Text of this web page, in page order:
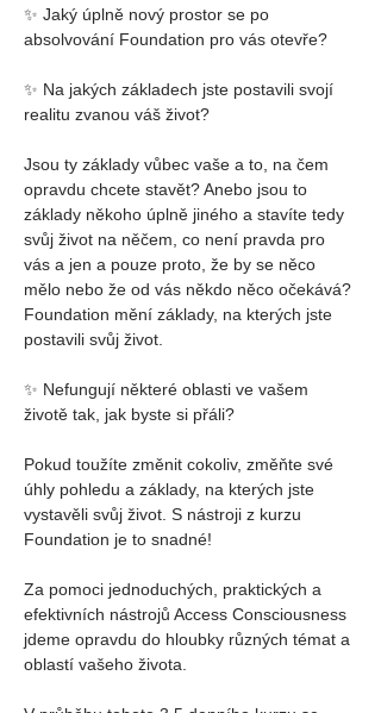
✨ Jaký úplně nový prostor se po
absolvování Foundation pro vás otevře?
✨ Na jakých základech jste postavili svojí
realitu zvanou váš život?
Jsou ty základy vůbec vaše a to, na čem
opravdu chcete stavět? Anebo jsou to
základy někoho úplně jiného a stavíte tedy
svůj život na něčem, co není pravda pro
vás a jen a pouze proto, že by se něco
mělo nebo že od vás někdo něco očekává?
Foundation mění základy, na kterých jste
postavili svůj život.
✨ Nefungují některé oblasti ve vašem
životě tak, jak byste si přáli?
Pokud toužíte změnit cokoliv, změňte své
úhly pohledu a základy, na kterých jste
vystavěli svůj život. S nástroji z kurzu
Foundation je to snadné!
Za pomoci jednoduchých, praktických a
efektivních nástrojů Access Consciousness
jdeme opravdu do hloubky různých témat a
oblastí vašeho života.